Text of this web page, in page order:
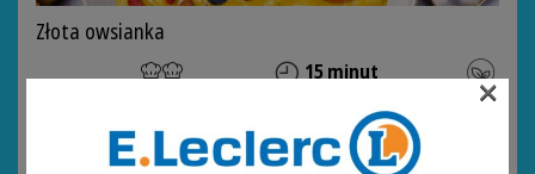
Złota owsianka
15 minut ×